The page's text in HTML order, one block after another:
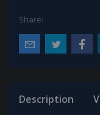
Share:
Description